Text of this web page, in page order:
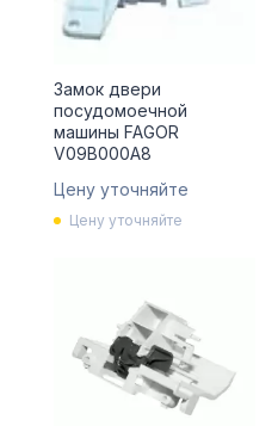
Замок двери
посудомоечной
машины FAGOR
V09B000A8
Цену уточняйте
Цену уточняйте